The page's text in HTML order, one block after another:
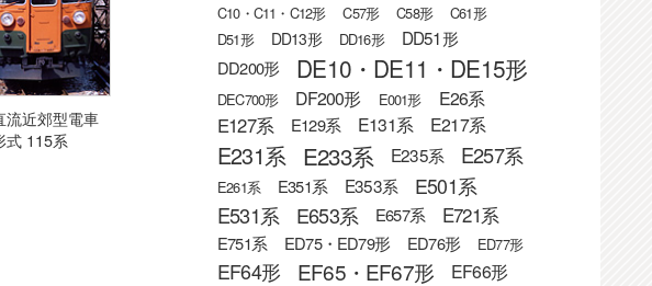
流近郊型電車
式 115系
C10・C11・C12形
C57形 C58形
C61形
D51形
DD13形 DD16形 DD51形
DD200形 DE10・DE11・DE15形
DEC700形 DF200形 E001形 E26系
E127系 E129系 E131系 E217系
E231系 E233系 E235系 E257系
E261系 E351系 E353系 E501系
E531系 E653系 E657系 E721系
E751系 ED75・ED79形 ED76形 ED77形
EF64形 EF65・EF67形 EF66形